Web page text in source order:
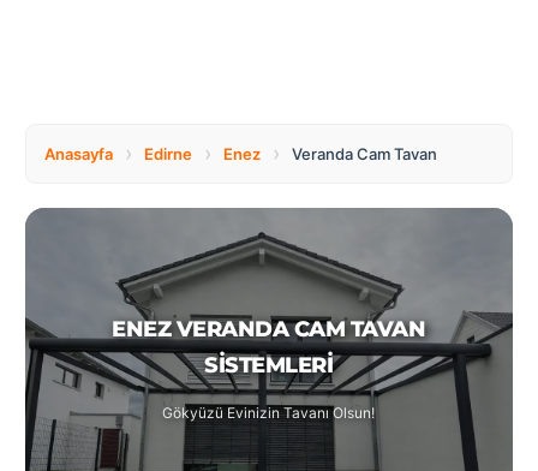
Anasayfa › Edirne › Enez › Veranda Cam Tavan
ENEZ VERANDA CAM TAVAN
SISTEMLERI
Gökyüzü Evinizin Tavanı Olsun!
Bulgaria
Canada
Czech
Netherlands
Poland
Romania
Switzerland
Turkey